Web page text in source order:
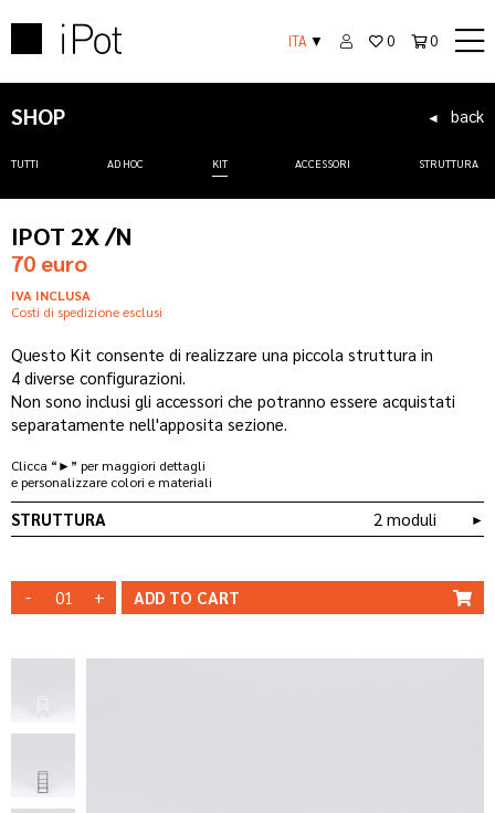
ITA ▼ 0 0
SHOP
TUTTI AD HOC KIT ACCESSORI STRUTTURA
◄ back
IPOT 2X /N
70 euro
IVA INCLUSA
Costi di spedizione esclusi
Questo Kit consente di realizzare una piccola struttura in
4 diverse configurazioni.
Non sono inclusi gli accessori che potranno essere acquistati
separatamente nell'apposita sezione.
Clicca “►” per maggiori dettagli
e personalizzare colori e materiali
STRUTTURA 2 moduli ►
- + ADD TO CART